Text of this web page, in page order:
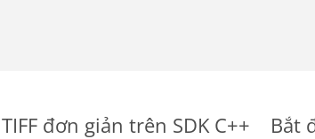
đơn giản trên SDK C++ Bắt